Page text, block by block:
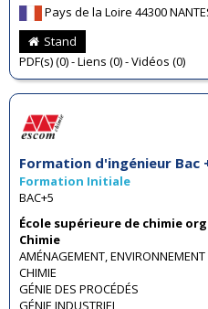
Pays de la Loire 44300
Stand
PDF(s) (0) - Liens (0) - Vidéos (0)
Formation d'ingénieur Bac
Formation Initiale
BAC+5
École supérieure de chimie
Chimie
AMÉNAGEMENT, ENVIRONNEMENT
CHIMIE
GÉNIE DES PROCÉDÉS
GÉNIE INDUSTRIEL